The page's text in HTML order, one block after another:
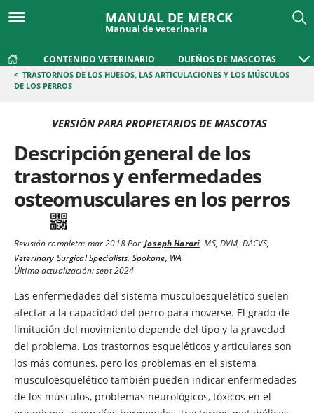
MANUAL DE MERCK
Manual de veterinaria
CONTENIDO VETERINARIO DUEÑOS DE MASCOTAS
< TRASTORNOS DE LOS HUESOS, LAS ARTICULACIONES Y LOS MÚSCULOS
DE LOS PERROS
VERSIÓN PARA PROPIETARIOS DE MASCOTAS
Descripción general de los
trastornos y enfermedades
osteomusculares en los perros
Revisión completa: mar 2018Por Joseph Harari,MS, DVM, DACVS,
Veterinary Surgical Specialists, Spokane, WA
Última actualización: sept 2024
Las enfermedades del sistema musculoesquelético suelen
afectar a la capacidad del perro para moverse. El grado de
limitación del movimiento depende del tipo y la gravedad
del problema. Los trastornos esqueléticos y articulares son
los más comunes, pero los problemas en el sistema
musculoesquelético también pueden indicar enfermedades
de los músculos, problemas neurológicos, tóxicos en el